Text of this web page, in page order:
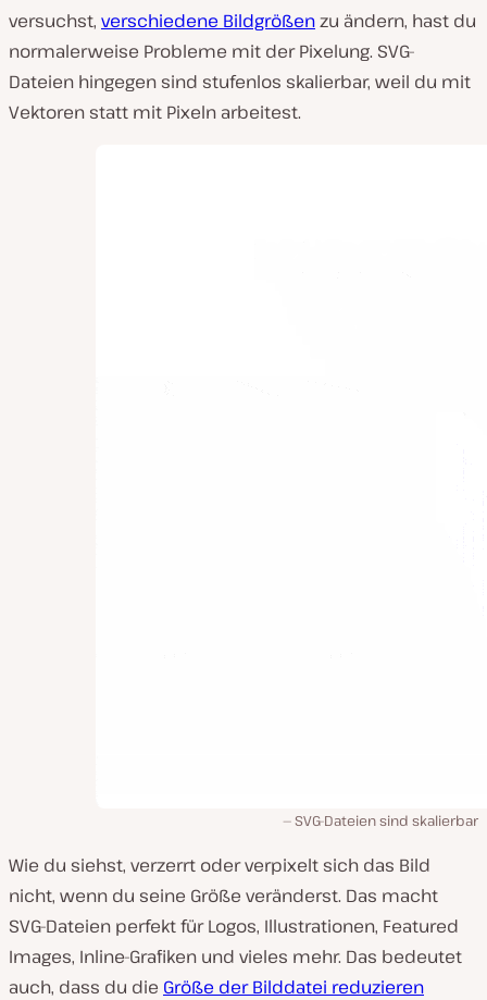
versuchst, verschiedene Bildgrößenzu ändern, hast du
normalerweise Probleme mit der Pixelung. SVG-
Dateien hingegen sind stufenlos skalierbar, weil du mit
Vektoren statt mit Pixeln arbeitest.
SVG-Dateien sind skalierbar
Wie du siehst, verzerrt oder verpixelt sich das Bild
nicht, wenn du seine Größe veränderst. Das macht
SVG-Dateien perfekt für Logos, Illustrationen, Featured
Images, Inline-Grafiken und vieles mehr. Das bedeutet
auch, dass du die Größe der Bilddatei reduzieren